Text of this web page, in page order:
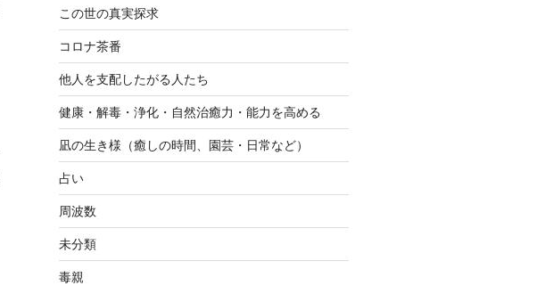
この世の真実探求
コロナ茶番
他人を支配したがる人たち
健康・解毒・浄化・自然治癒力・能力を高める
凪の生き様（癒しの時間、園芸・日常など）
占い
周波数
未分類
毒親